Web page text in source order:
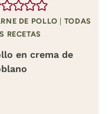
DE POLLO
TODAS
RECETAS
en crema de